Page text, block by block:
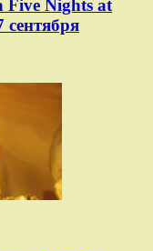
Five Nights at
сентября